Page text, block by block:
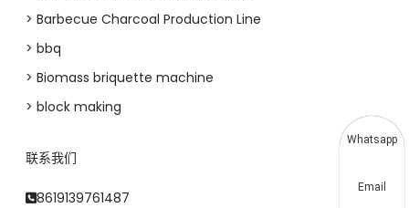
> Barbecue Charcoal Production Line
> bbq
> Biomass briquette machine
> block making
联系我们
8619139761487
Whatsapp
Email